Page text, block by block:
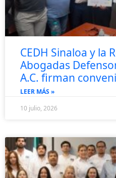
CEDH Sinaloa y la
Abogadas
A.C. firman
LEER MÁS »
10 julio, 2026